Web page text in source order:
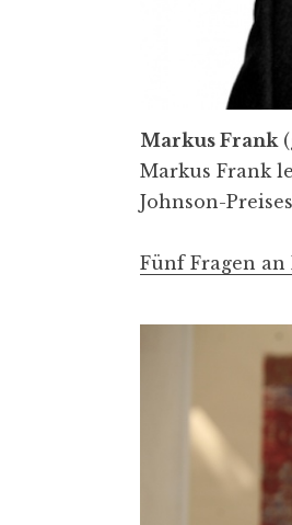
Markus Frank
Markus Frank
Johnson-
Fünf Fragen